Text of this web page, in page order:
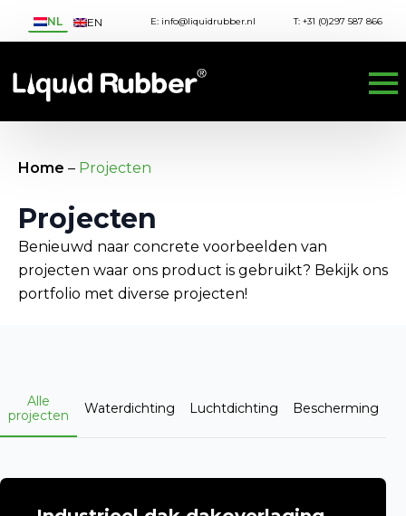
NL EN E: info@liquidrubber.nl T: +31 (0)297 587 866
Home – Projecten
Projecten
Benieuwd naar concrete voorbeelden van
projecten waar ons product is gebruikt? Bekijk ons
portfolio met diverse projecten!
Alle
projecten
Waterdichting Luchtdichting Bescherming